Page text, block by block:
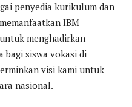
penyedia kurikulum dan
IBM
menghadirkan
bagi siswa vokasi di
visi kami untuk
nasional.